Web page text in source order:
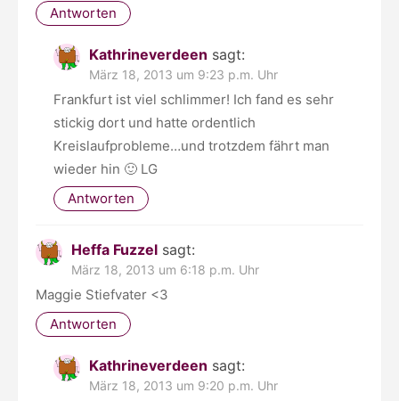
Antworten
Kathrineverdeen sagt:
März 18, 2013 um 9:23 p.m. Uhr
Frankfurt ist viel schlimmer! Ich fand es sehr
stickig dort und hatte ordentlich
Kreislaufprobleme…und trotzdem fährt man
wieder hin 🙂 LG
Antworten
Heffa Fuzzel sagt:
März 18, 2013 um 6:18 p.m. Uhr
Maggie Stiefvater <3
Antworten
Kathrineverdeen sagt:
März 18, 2013 um 9:20 p.m. Uhr